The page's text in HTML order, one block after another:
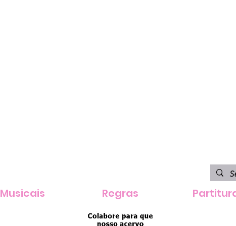
Musicais Regras